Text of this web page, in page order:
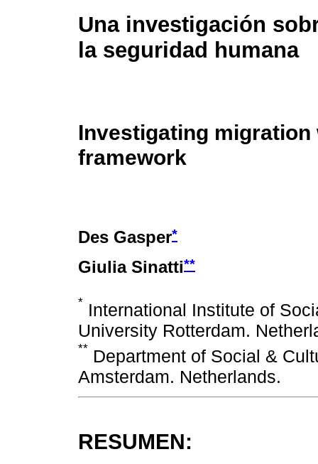
Una investigación
la seguridad humana
Investigating
framework
Des Gasper*
Giulia Sinatti**
* International Institute of
University Rotterdam.
** Department of Social &
Amsterdam. Netherlands.
RESUMEN: